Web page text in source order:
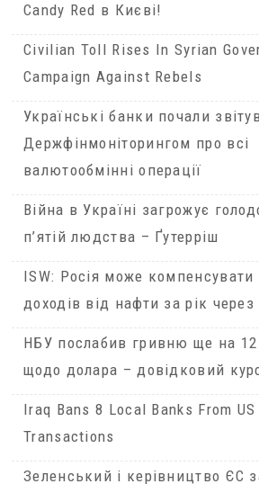
Candy Red в Києві!
Civilian Toll Rises In Syrian
Campaign Against Rebels
Українські банки почали
Держфінмоніторингом про всі
валютообмінні операції
Війна в Україні загрожує
п’ятій людства – Ґутерріш
ISW: Росія може компенсувати
доходів від нафти за рік через
НБУ послабив гривню ще на 12
щодо долара – довідковий
Iraq Bans 8 Local Banks From
Transactions
Зеленський і керівництво ЄС